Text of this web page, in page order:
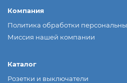
Компания
Политика обработки
Миссия нашей компании
Каталог
Розетки и выключатели